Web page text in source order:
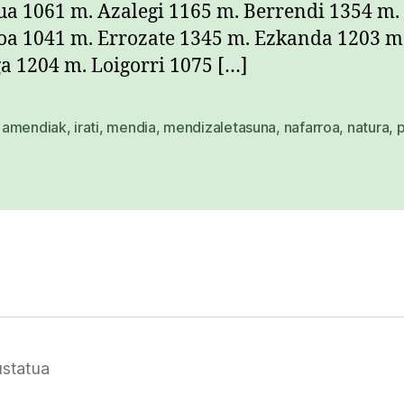
1061 m. Azalegi 1165 m. Berrendi 1354 m.
1041 m. Errozate 1345 m. Ezkanda 1203
1204 m. Loigorri 1075 […]
, irati, mendia, mendizaletasuna, nafarroa, natura,